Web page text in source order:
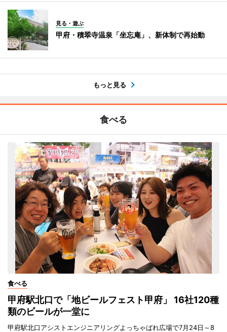
見る・遊ぶ
甲府・積翠寺温泉「坐忘庵」、新体制で再始動
もっと見る
食べる
食べる
甲府駅北口で「地ビールフェスト甲府」 16社120種
類のビールが一堂に
甲府駅北口アシストエンジニアリングよっちゃばれ広場で7月24日～8